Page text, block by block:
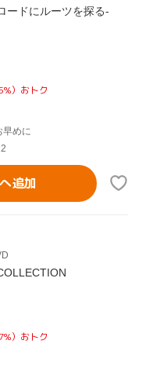
ードにルーツを探る-
）おトク
早めに
追加
）おトク